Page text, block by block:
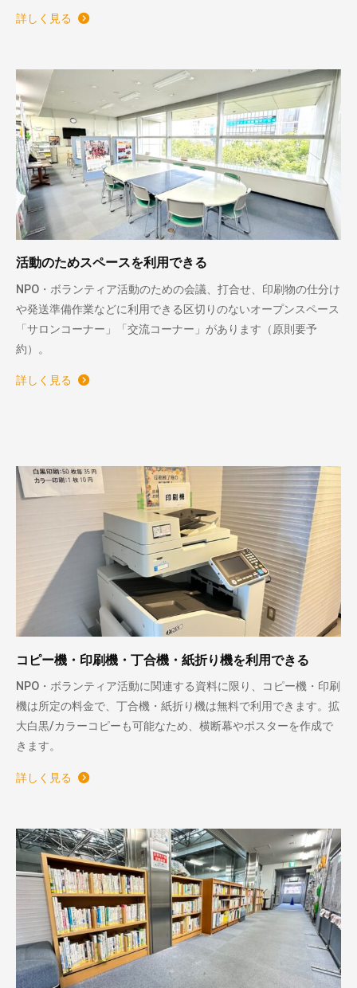
詳しく見る
活動のためスペースを利用できる
NPO・ボランティア活動のための会議、打合せ、印刷物の仕分け
や発送準備作業などに利用できる区切りのないオープンスペース
「サロンコーナー」「交流コーナー」があります（原則要予
約）。
詳しく見る
コピー機・印刷機・丁合機・紙折り機を利用できる
NPO・ボランティア活動に関連する資料に限り、コピー機・印刷
機は所定の料金で、丁合機・紙折り機は無料で利用できます。拡
大白黒/カラーコピーも可能なため、横断幕やポスターを作成で
きます。
詳しく見る